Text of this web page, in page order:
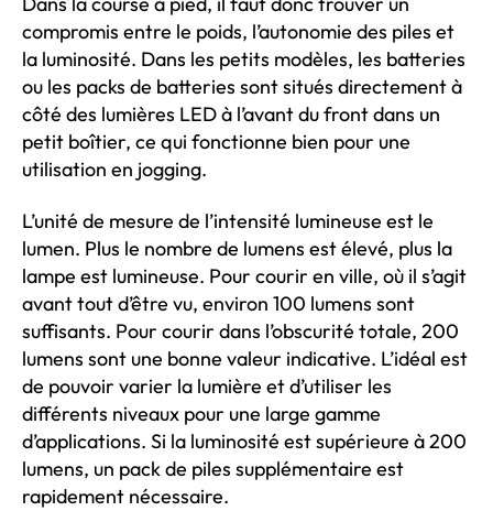
compromis entre le poids, l’autonomie des piles et
la luminosité. Dans les petits modèles, les batteries
ou les packs de batteries sont situés directement à
côté des lumières LED à l’avant du front dans un
petit boîtier, ce qui fonctionne bien pour une
utilisation en jogging.
L’unité de mesure de l’intensité lumineuse est le
lumen. Plus le nombre de lumens est élevé, plus la
lampe est lumineuse. Pour courir en ville, où il s’agit
avant tout d’être vu, environ 100 lumens sont
suffisants. Pour courir dans l’obscurité totale, 200
lumens sont une bonne valeur indicative. L’idéal est
de pouvoir varier la lumière et d’utiliser les
différents niveaux pour une large gamme
d’applications. Si la luminosité est supérieure à 200
lumens, un pack de piles supplémentaire est
rapidement nécessaire.